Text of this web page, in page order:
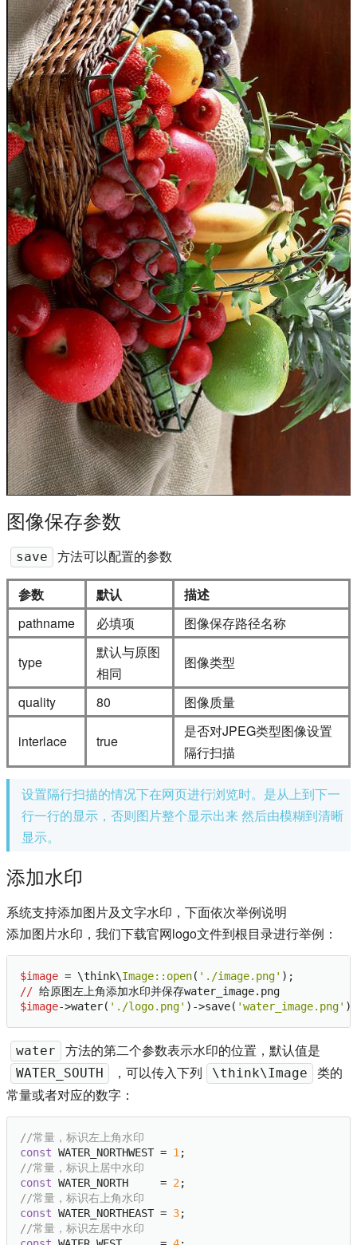
图像保存参数
save 方法可以配置的参数
参数 默认
描述
pathname
必填项 图像保存路径名称
type
默认与原图
相同
图像类型
quality 80 图像质量
interlace true
是否对JPEG类型图像设置
隔行扫描
设置隔行扫描的情况下在网页进行浏览时。是从上到下一
行一行的显示，否则图片整个显示出来 然后由模糊到清晰
显示。
添加水印
系统支持添加图片及文字水印，下面依次举例说明
添加图片水印，我们下载官网logo文件到根目录进行举例：
$image = \think\Image: :open( './image.png'
//
$image->water( './logo.png' )->save( 'water_image.png'
water 方法的第二个参数表示水印的位置，默认值是
WATER_SOUTH ，可以传入下列 \think\Image
类的
常量或者对应的数字：
//常量，标识左上角水印
const WATER_NORTHWEST = 1
//常量，标识上居中水印
const WATER_NORTH     = 2
//常量，标识右上角水印
const WATER_NORTHEAST = 3
//常量，标识左居中水印